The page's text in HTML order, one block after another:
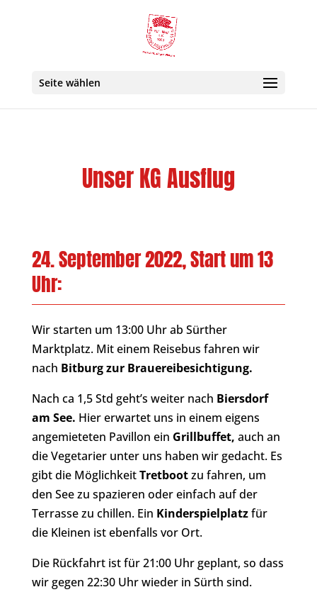
Seite wählen
Unser KG Ausflug
24. September 2022, Start um 13
Uhr:
Wir starten um 13:00 Uhr ab Sürther
Marktplatz. Mit einem Reisebus fahren wir
nach Bitburg zur Brauereibesichtigung.
Nach ca 1,5 Std geht’s weiter nach Biersdorf
am See. Hier erwartet uns in einem eigens
angemieteten Pavillon ein Grillbuffet, auch an
die Vegetarier unter uns haben wir gedacht. Es
gibt die MöglichkeitTretbootzu fahren, um
den See zu spazieren oder einfach auf der
Terrasse zu chillen. Ein Kinderspielplatzfür
die Kleinen ist ebenfalls vor Ort.
Die Rückfahrt ist für 21:00 Uhr geplant, so dass
wir gegen 22:30 Uhr wieder in Sürth sind.